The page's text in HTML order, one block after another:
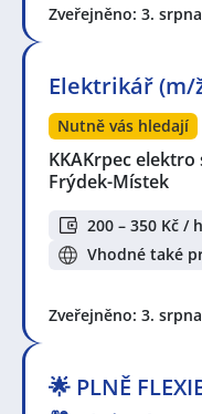
Zveřejněno: 3. srpna
Elektrikář (m/
Nutně vás hledají
KKAKrpec elektro
Frýdek-Místek
200 – 350 Kč /
Vhodné také
Zveřejněno: 3. srpna
🌟 PLNĚ